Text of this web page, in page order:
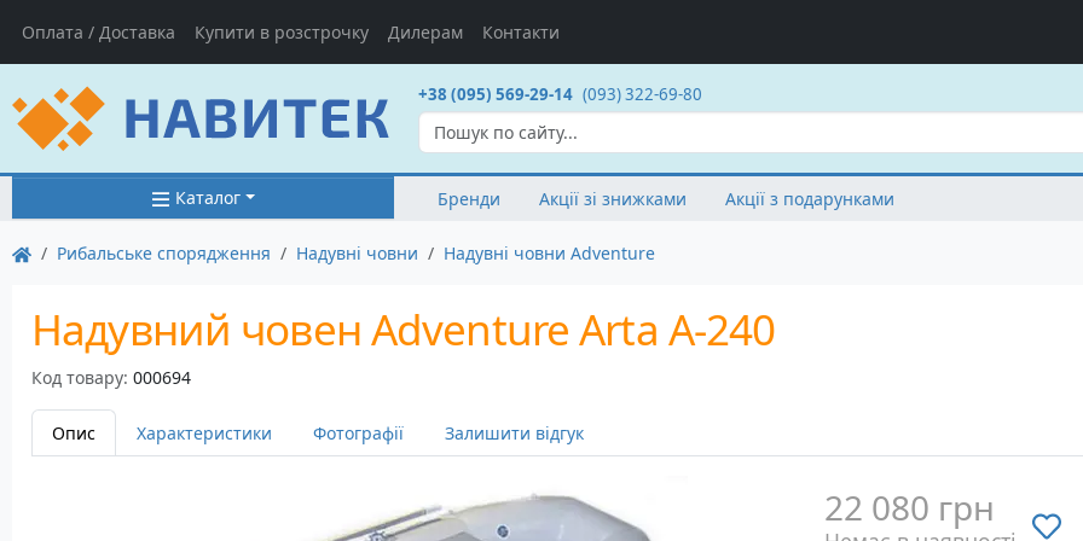
Оплата / Доставка Купити в розстрочку Дилерам Контакти
+38 (095) 569-29-14 (093) 322-69-80
Каталог Бренди Акції зі знижками Акції з подарунками
Рибальське спорядження Надувні човни Надувні човни Adventure
Надувний човен Adventure Arta A-240
Код товару: 000694
Опис Характеристики Фотографії Залишити відгук
22 080 грн